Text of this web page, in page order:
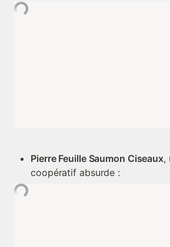
Pierre Feuille Saumon Ciseaux,
coopératif absurde :